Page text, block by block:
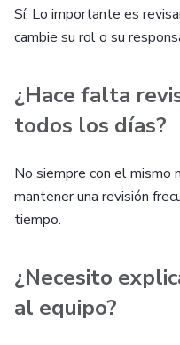
Sí. Lo importante es
cambie su rol o su
¿Hace falta
todos los días?
No siempre con el mismo
mantener una revisión
tiempo.
¿Necesito
al equipo?